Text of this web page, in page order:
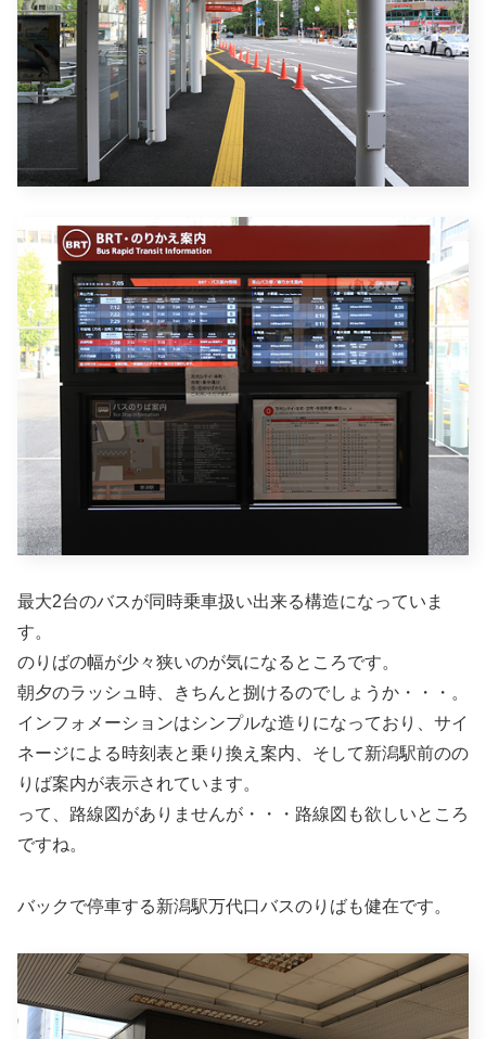
最大2台のバスが同時乗車扱い出来る構造になっていま
す。
のりばの幅が少々狭いのが気になるところです。
朝夕のラッシュ時、きちんと捌けるのでしょうか・・・。
インフォメーションはシンプルな造りになっており、サイ
ネージによる時刻表と乗り換え案内、そして新潟駅前のの
りば案内が表示されています。
って、路線図がありませんが・・・路線図も欲しいところ
ですね。
バックで停車する新潟駅万代口バスのりばも健在です。